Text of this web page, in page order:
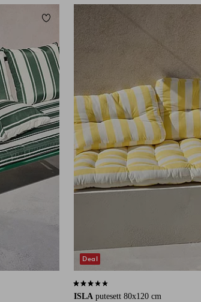
Legg til favoritter
ISLA putesett 80x120 cm
3,0 basert på 2 karaktergivninger
Deal